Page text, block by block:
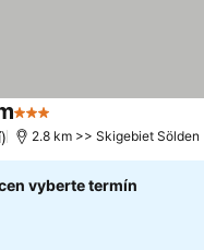
3 Počet hvězdiček
2.8 km >> Skigebiet Sölden
vyberte termín